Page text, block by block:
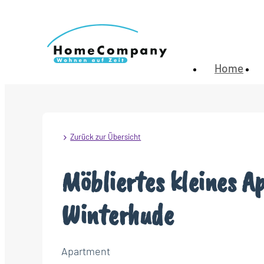
Home
Zurück zur Übersicht
Möbliertes kleines
Winterhude
Apartment